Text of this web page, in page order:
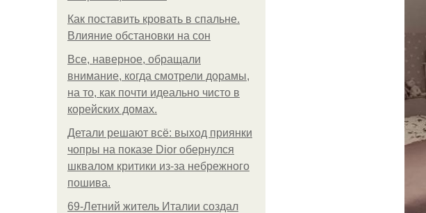
Как поставить кровать в спальне.
Влияние обстановки на сон
Все, наверное, обращали
внимание, когда смотрели дорамы,
на то, как почти идеально чисто в
корейских домах.
Детали решают всё: выход приянки
чопры на показе Dior обернулся
шквалом критики из-за небрежного
пошива.
69-Летний житель Италии создал